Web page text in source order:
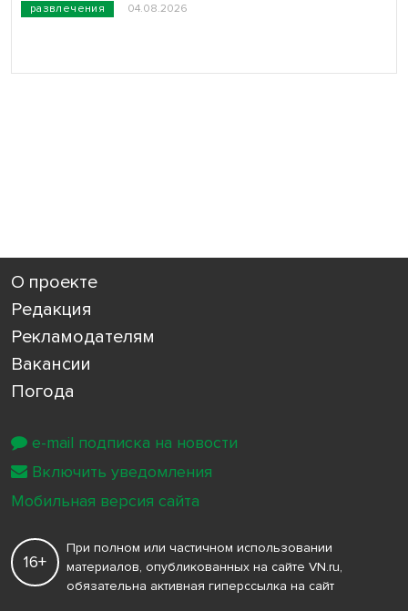
развлечения 04.08.2026
О проекте
Редакция
Рекламодателям
Вакансии
Погода
16+
При полном или частичном использовании
материалов, опубликованных на сайте VN.ru,
обязательна активная гиперссылка на сайт
e-mail подписка на новости
Включить уведомления
Мобильная версия сайта